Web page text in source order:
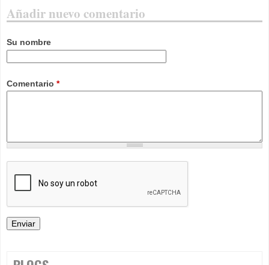
Añadir nuevo comentario
Su nombre
Comentario *